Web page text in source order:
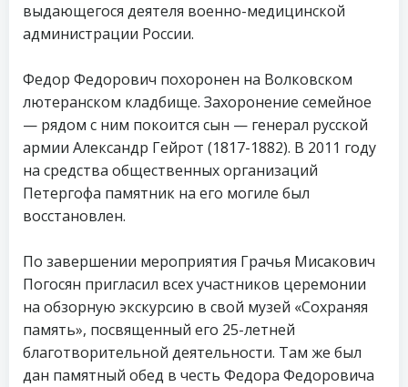
выдающегося деятеля военно-медицинской
администрации России.
Федор Федорович похоронен на Волковском
лютеранском кладбище. Захоронение семейное
— рядом с ним покоится сын — генерал русской
армии Александр Гейрот (1817-1882). В 2011 году
на средства общественных организаций
Петергофа памятник на его могиле был
восстановлен.
По завершении мероприятия Грачья Мисакович
Погосян пригласил всех участников церемонии
на обзорную экскурсию в свой музей «Сохраняя
память», посвященный его 25-летней
благотворительной деятельности. Там же был
дан памятный обед в честь Федора Федоровича